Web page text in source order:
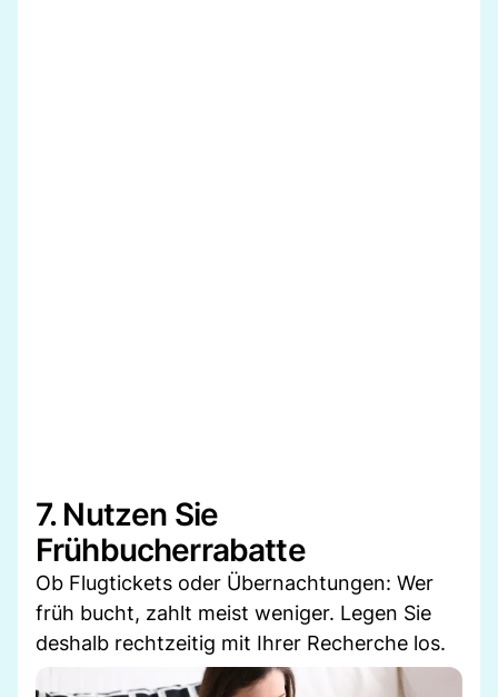
7. Nutzen Sie
Frühbucherrabatte
Ob Flugtickets oder Übernachtungen: Wer
früh bucht, zahlt meist weniger. Legen Sie
deshalb rechtzeitig mit Ihrer Recherche los.